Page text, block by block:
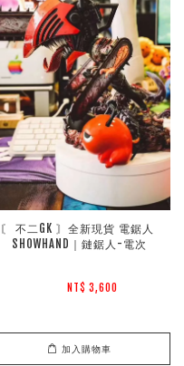
〘 不二GK 〙全新現貨 電鋸人
SHOWHAND｜鏈鋸人-電次
NT$ 3,600
加入購物車